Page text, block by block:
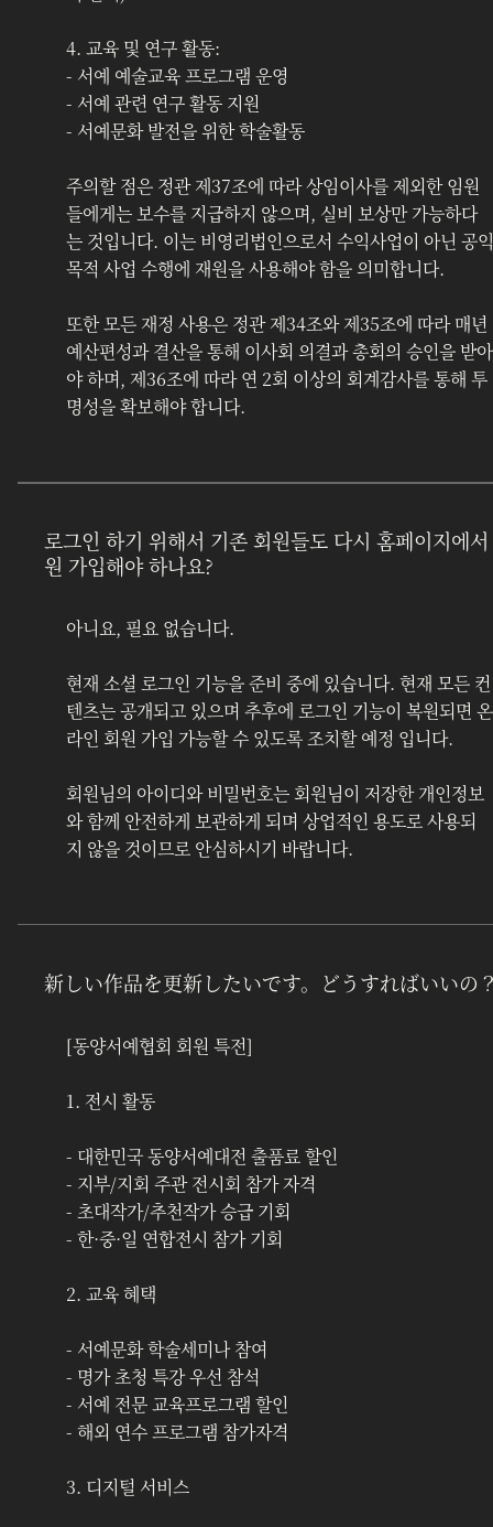
4. 교육 및 연구 활동:
- 서예 예술교육 프로그램 운영
- 서예 관련 연구 활동 지원
- 서예문화 발전을 위한 학술활동
주의할 점은 정관 제37조에 따라 상임이사를 제외한 임원
들에게는 보수를 지급하지 않으며, 실비 보상만 가능하다
는 것입니다. 이는 비영리법인으로서 수익사업이 아닌 공익
목적 사업 수행에 재원을 사용해야 함을 의미합니다.
또한 모든 재정 사용은 정관 제34조와 제35조에 따라 매년
예산편성과 결산을 통해 이사회 의결과 총회의 승인을 받아
야 하며, 제36조에 따라 연 2회 이상의 회계감사를 통해 투
명성을 확보해야 합니다.
로그인 하기 위해서 기존 회원들도 다시 홈페이지에
원 가입해야 하나요?
아니요, 필요 없습니다.
현재 소셜 로그인 기능을 준비 중에 있습니다. 현재 모든 컨
텐츠는 공개되고 있으며 추후에 로그인 기능이 복원되면 온
라인 회원 가입 가능할 수 있도록 조치할 예정 입니다.
회원님의 아이디와 비밀번호는 회원님이 저장한 개인정보
와 함께 안전하게 보관하게 되며 상업적인 용도로 사용되
지 않을 것이므로 안심하시기 바랍니다.
新しい作品を更新したいです。どうすればいいの
[동양서예협회 회원 특전]
1. 전시 활동
- 대한민국 동양서예대전 출품료 할인
- 지부/지회 주관 전시회 참가 자격
- 초대작가/추천작가 승급 기회
- 한·중·일 연합전시 참가 기회
2. 교육 혜택
- 서예문화 학술세미나 참여
- 명가 초청 특강 우선 참석
- 서예 전문 교육프로그램 할인
- 해외 연수 프로그램 참가자격
3. 디지털 서비스